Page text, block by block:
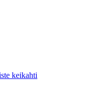
keikahti